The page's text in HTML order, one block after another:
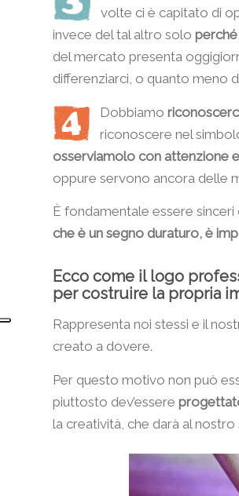
volte ci è capitato di
invece del tal altro solo perché
del mercato presenta
differenziarci, o quanto meno
Dobbiamo
riconoscere nel
osserviamolo con attenzione
oppure servono ancora delle
È fondamentale essere
che è un segno duraturo, è
Ecco come il logo
per costruire la propria
Rappresenta noi stessi e il
creato a dovere.
Per questo motivo non può
piuttosto dev’essere
la creatività, che darà al